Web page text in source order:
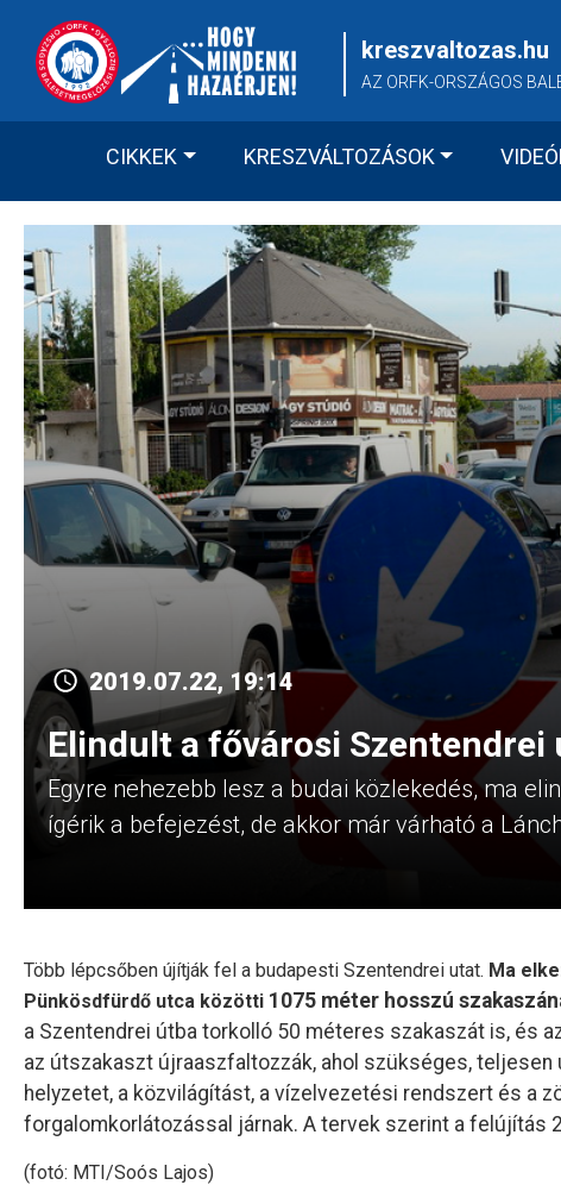
content
kreszvaltozas.hu
AZ ORFK-ORSZÁGOS
CIKKEK KRESZVÁLTOZÁSOK
2019.07.22, 19:14
Elindult a fővárosi
Egyre nehezebb lesz a budai közlekedés, ma
ígérik a befejezést, de akkor már várható a
Több lépcsőben újítják fel a budapesti Szentendrei utat. Ma
Pünkösdfürdő utca közötti 1075 méter hosszú
a Szentendrei útba torkolló 50 méteres szakaszát is, és
az útszakaszt újraaszfaltozzák, ahol szükséges,
helyzetet, a közvilágítást, a vízelvezetési rendszert és a
forgalomkorlátozással járnak. A tervek szerint a felújítás
(fotó: MTI/Soós Lajos)